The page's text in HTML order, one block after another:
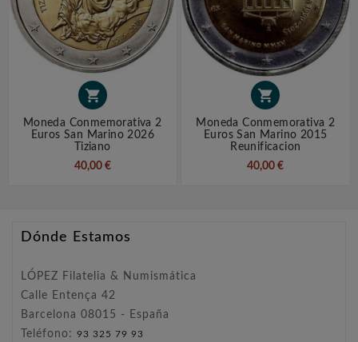

Moneda Conmemorativa 2
Euros San Marino 2026
Tiziano
40,00 €

Moneda Conmemorativa 2
Euros San Marino 2015
Reunificacion
40,00 €
Dónde Estamos
LÓPEZ Filatelia & Numismática
Calle Entença 42
Barcelona 08015 - España
Teléfono: 93 325 79 93